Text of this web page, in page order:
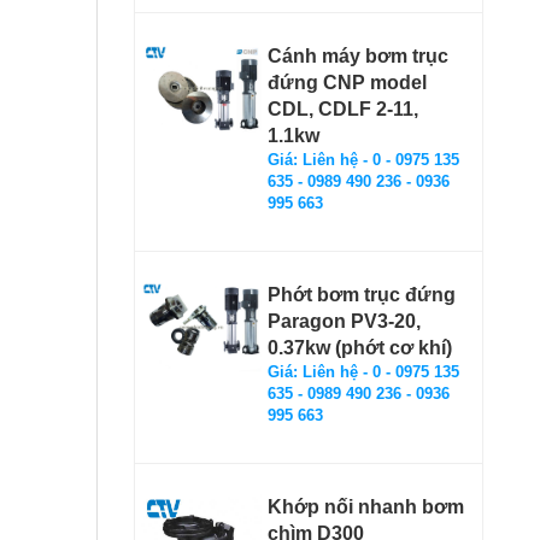
Cánh máy bơm trục
đứng CNP model
CDL, CDLF 2-11,
1.1kw
Giá: Liên hệ - 0 - 0975 135
635 - 0989 490 236 - 0936
995 663
Phớt bơm trục đứng
Paragon PV3-20,
0.37kw (phớt cơ khí)
Giá: Liên hệ - 0 - 0975 135
635 - 0989 490 236 - 0936
995 663
Khớp nối nhanh bơm
chìm D300